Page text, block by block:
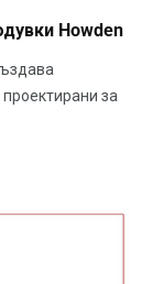
Howden
за